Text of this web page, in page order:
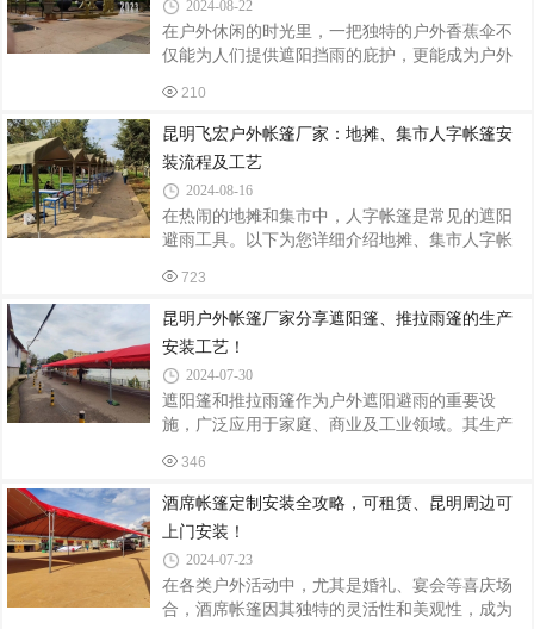
同的材质、颜色和尺寸，以确保四柱亭与庭院的
整体环境完美融合。材质方面，常见的有铝合
金、不锈钢和木质等。铝合金材质轻便耐用，不
易生锈；不锈钢材质坚固可靠，具有较高的强
2024-08-22
在户外休闲的时光里，一把独特的户外香蕉伞不
仅能为人们提供遮阳挡雨的庇护，更能成为户外
伞，则可以根据个人需求和场地特点，打造出专
属的户外舒适角落。一、定制的魅力个性化设计
户外香蕉伞的定制首先体现在设计上。可以根据
自己的喜好选择伞的颜色、图案和材质。无论是
简约现代的纯色设计，还是充满艺术感的印花图
案，都能为户外空间注入独特的个性魅力。同
时，还可以根据场地的风格和氛围进行定制，使
香蕉伞与周围环境完美融合。尺寸合适不同的户
210
昆明飞宏户外帐篷厂家：地摊、集市人字帐篷安
装流程及工艺
2024-08-16
在热闹的地摊和集市中，人字帐篷是常见的遮阳
避雨工具。以下为您详细介绍地摊、集市人字帐
选择一个合适的安装位置，要确保地面平整、无
障碍物，并且有足够的空间展开帐篷。检查帐篷
及其配件是否齐全，有无损坏。同时，准备好安
装所需的工具，如锤子、绳子等。二、展开帐篷
将帐篷从包装中取出，平铺在选定的位置上。注
意帐篷的前后方向，确保门的位置符合您的需
求。三、组装支架取出帐篷的支架部件，一般包
括两根主支架和若干横杆。将主支架的一端插入
723
昆明户外帐篷厂家分享遮阳篷、推拉雨篷的生产
安装工艺！
2024-07-30
遮阳篷和推拉雨篷作为户外遮阳避雨的重要设
施，广泛应用于家庭、商业及工业领域。其生产
作到现场安装，每一步都需严格把控，以确保产
品的质量和使用的安全性。一、材料选择与加工
制作1. 材料选择遮阳篷和推拉雨篷的主要材料包
括铝合金、钢、PVC等。铝合金因其强度高、耐
腐蚀、不生锈且重量轻，成为常见的骨架材料；
钢则因其经久耐用、抗风能力强，适用于工业领
域；而PVC作为柔性材料，通常用于制作篷布，
346
酒席帐篷定制安装全攻略，可租赁、昆明周边可
上门安装！
2024-07-23
在各类户外活动中，尤其是婚礼、宴会等喜庆场
合，酒席帐篷因其独特的灵活性和美观性，成为